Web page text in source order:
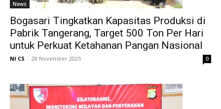
News
Bogasari Tingkatkan Kapasitas Produksi di
Pabrik Tangerang, Target 500 Ton Per Hari
untuk Perkuat Ketahanan Pangan Nasional
NI CS - 28 November 2025 0